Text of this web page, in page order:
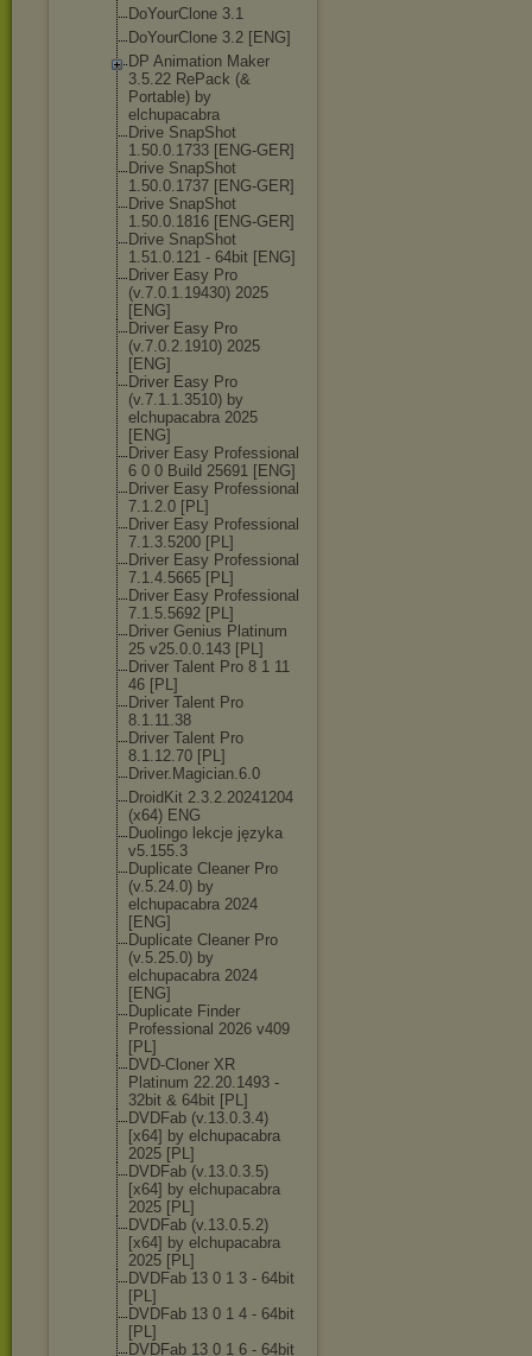
DoYourClone 3.1
DoYourClone 3.2 [ENG]
DP Animation Maker
3.5.22 RePack (&
Portable) by
elchupacabra
Drive SnapShot
1.50.0.1733 [ENG-GER]
Drive SnapShot
1.50.0.1737 [ENG-GER]
Drive SnapShot
1.50.0.1816 [ENG-GER]
Drive SnapShot
1.51.0.121 - 64bit [ENG]
Driver Easy Pro
(v.7.0.1.19430) 2025
[ENG]
Driver Easy Pro
(v.7.0.2.1910) 2025
[ENG]
Driver Easy Pro
(v.7.1.1.3510) by
elchupacabra 2025
[ENG]
Driver Easy Professional
6 0 0 Build 25691 [ENG]
Driver Easy Professional
7.1.2.0 [PL]
Driver Easy Professional
7.1.3.5200 [PL]
Driver Easy Professional
7.1.4.5665 [PL]
Driver Easy Professional
7.1.5.5692 [PL]
Driver Genius Platinum
25 v25.0.0.143 [PL]
Driver Talent Pro 8 1 11
46 [PL]
Driver Talent Pro
8.1.11.38
Driver Talent Pro
8.1.12.70 [PL]
Driver.Magician.6.0
DroidKit 2.3.2.20241204
(x64) ENG
Duolingo lekcje języka
v5.155.3
Duplicate Cleaner Pro
(v.5.24.0) by
elchupacabra 2024
[ENG]
Duplicate Cleaner Pro
(v.5.25.0) by
elchupacabra 2024
[ENG]
Duplicate Finder
Professional 2026 v409
[PL]
DVD-Cloner XR
Platinum 22.20.1493 -
32bit & 64bit [PL]
DVDFab (v.13.0.3.4)
[x64] by elchupacabra
2025 [PL]
DVDFab (v.13.0.3.5)
[x64] by elchupacabra
2025 [PL]
DVDFab (v.13.0.5.2)
[x64] by elchupacabra
2025 [PL]
DVDFab 13 0 1 3 - 64bit
[PL]
DVDFab 13 0 1 4 - 64bit
[PL]
DVDFab 13 0 1 6 - 64bit